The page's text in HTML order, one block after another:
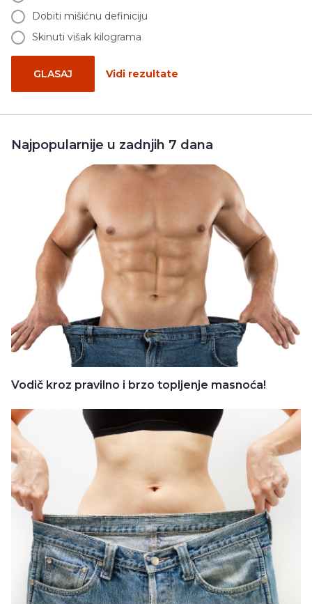
Dobiti mišićnu definiciju
Skinuti višak kilograma
GLASAJ Vidi rezultate
Najpopularnije u zadnjih 7 dana
Vodič kroz pravilno i brzo topljenje masnoća!